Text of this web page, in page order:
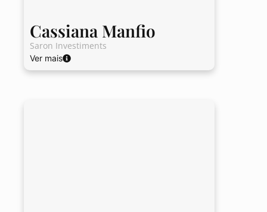
Cassiana Manfio
Saron Investiments
Ver mais